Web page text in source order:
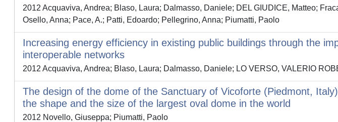
2012 Acquaviva, Andrea; Blaso, Laura; Dalmasso, Daniele; DEL GIUDICE, Matteo;
Osello, Anna; Pace, A.; Patti, Edoardo; Pellegrino, Anna; Piumatti, Paolo
Increasing energy efficiency in existing public buildings through the
interoperable networks
2012 Acquaviva, Andrea; Blaso, Laura; Dalmasso, Daniele; LO VERSO, VALERIO
The design of the dome of the Sanctuary of Vicoforte (Piedmont,
the shape and the size of the largest oval dome in the world
2012 Novello, Giuseppa; Piumatti, Paolo